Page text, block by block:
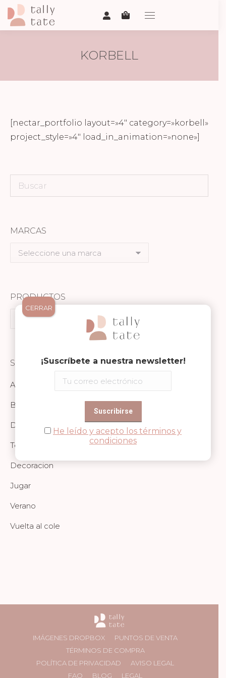
KORBELL
[nectar_portfolio layout=»4″ category=»korbell»
project_style=»4″ load_in_animation=»none»]
MARCAS
Seleccione
PRODUCTOS
Seleccione
SECCIONES
Alimentación
Baño
Descanso
Textil
Decoracion
Jugar
Verano
Vuelta al cole
IMÁGENES DROPBOX
PUNTOS DE VENTA
TÉRMINOS DE COMPRA
POLÍTICA DE PRIVACIDAD
AVISO LEGAL
FAQ
BLOG LEGAL
¡Suscríbete a nuestra newsletter!
He leído y acepto los términos y
condiciones
CERRAR